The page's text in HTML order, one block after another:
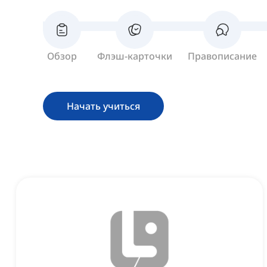
Обзор Флэш-карточки Правописание
Начать учиться